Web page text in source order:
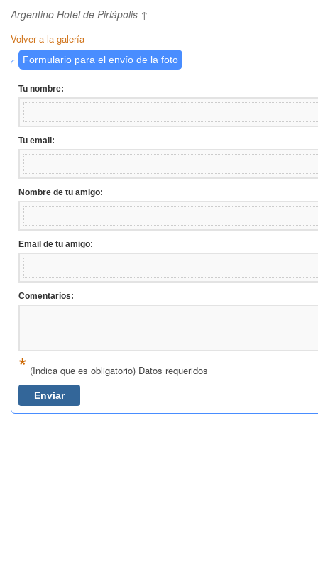
Argentino Hotel de Piriápolis ↑
Volver a la galería
Formulario para el envío de la foto
Tu nombre:
Tu email:
Nombre de tu amigo:
Email de tu amigo:
Comentarios:
* (Indica que es obligatorio) Datos requeridos
Enviar